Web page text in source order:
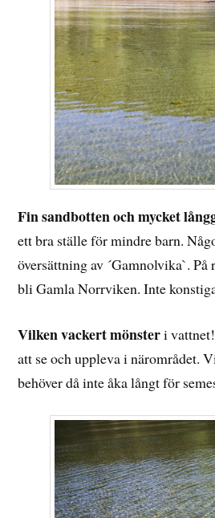
Fin sandbotten och mycket
ett bra ställe för mindre barn.
översättning av ´Gamnolvika`.
bli Gamla Norrviken. Inte
Vilken vackert mönsteri
att se och uppleva i närområdet.
behöver då inte åka långt för